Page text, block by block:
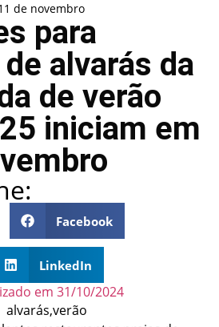
de novembro
para
alvarás da
de verão
iniciam em
Facebook
LinkedIn
em 31/10/2024